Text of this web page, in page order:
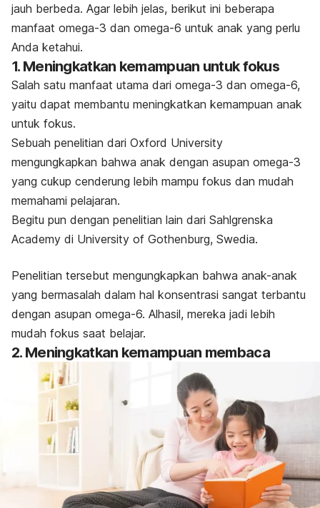
jauh berbeda. Agar lebih jelas, berikut ini beberapa
manfaat omega-3 dan omega-6 untuk anak yang perlu
Anda ketahui.
1. Meningkatkan kemampuan untuk fokus
Salah satu manfaat utama dari omega-3 dan omega-6,
yaitu dapat membantu meningkatkan kemampuan anak
untuk fokus.
Sebuah penelitian dari Oxford University
mengungkapkan bahwa anak dengan asupan omega-3
yang cukup cenderung lebih mampu fokus dan mudah
memahami pelajaran.
Begitu pun dengan penelitian lain dari Sahlgrenska
Academy di University of Gothenburg, Swedia.
Penelitian tersebut mengungkapkan bahwa anak-anak
yang bermasalah dalam hal konsentrasi sangat terbantu
dengan asupan omega-6. Alhasil, mereka jadi lebih
mudah fokus saat belajar.
2. Meningkatkan kemampuan membaca